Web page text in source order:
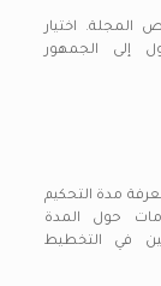
اختيار
إلى الجمهور
مدة التحكيم
حول المدة
في التخطيط